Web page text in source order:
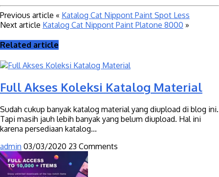
Previous article « Katalog Cat Nippont Paint Spot Less
Next article Katalog Cat Nippont Paint Platone 8000 »
Related article
Full Akses Koleksi Katalog Material
Sudah cukup banyak katalog material yang diupload di blog ini.
Tapi masih jauh lebih banyak yang belum diupload. Hal ini
karena persediaan katalog...
admin 03/03/2020 23 Comments